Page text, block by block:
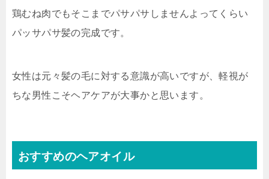
鶏むね肉でもそこまでパサパサしませんよってくらい
パッサパサ髪の完成です。
女性は元々髪の毛に対する意識が高いですが、軽視が
ちな男性こそヘアケアが大事かと思います。
おすすめのヘアオイル